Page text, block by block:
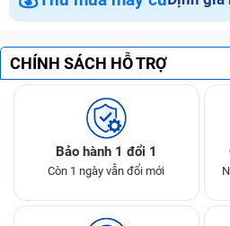
CHÍNH SÁCH HỖ TRỢ
Bảo hành 1 đổi 1
Còn 1 ngày vẫn đổi mới